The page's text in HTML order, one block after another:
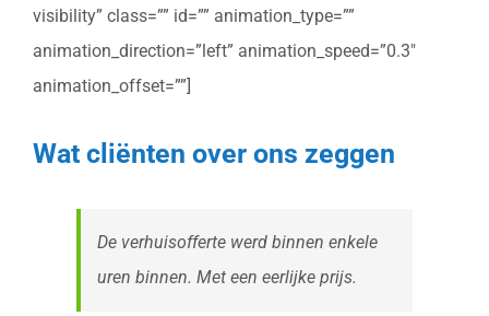
visibility” class=”” id=”” animation_type=””
animation_direction=”left” animation_speed=”0.3″
animation_offset=””]
Wat cliënten over ons zeggen
De verhuisofferte werd binnen enkele
uren binnen. Met een eerlijke prijs.